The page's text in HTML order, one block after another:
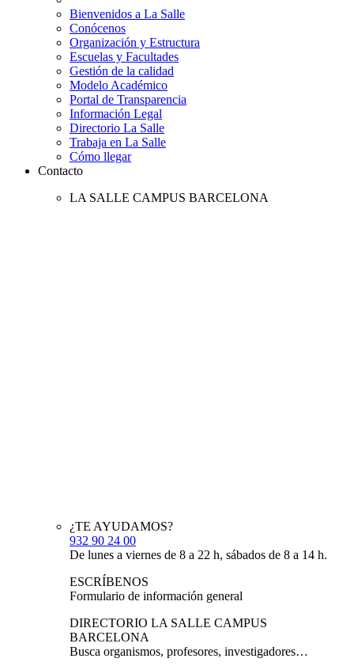
Bienvenidos a La Salle
Conócenos
Organización y Estructura
Escuelas y Facultades
Gestión de la calidad
Modelo Académico
Portal de Transparencia
Información Legal
Directorio La Salle
Trabaja en La Salle
Cómo llegar
Contacto
LA SALLE CAMPUS BARCELONA
¿TE AYUDAMOS?
932 90 24 00
De lunes a viernes de 8 a 22 h, sábados de 8 a 14 h.
ESCRÍBENOS
Formulario de información general
DIRECTORIO LA SALLE CAMPUS
BARCELONA
Busca organismos, profesores, investigadores…